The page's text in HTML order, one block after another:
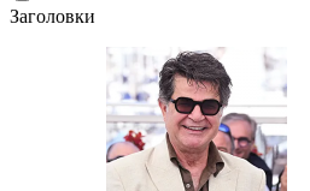
Заголовки